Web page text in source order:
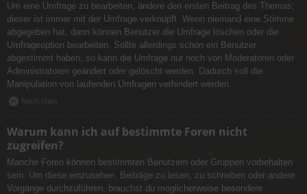
Um eine Umfrage zu bearbeiten, ändere den ersten Beitrag des Themas;
dieser ist immer mit der Umfrage verknüpft. Wenn niemand eine Stimme
abgegeben hat, dann können Benutzer die Umfrage löschen oder die
Umfrageoption bearbeiten. Sollte allerdings schon ein Benutzer
abgestimmt haben, so kann die Umfrage nur noch von Moderatoren oder
Administratoren geändert oder gelöscht werden. Dadurch soll die
Manipulation von laufenden Umfragen verhindert werden.
Nach oben
Warum kann ich auf bestimmte Foren nicht
zugreifen?
Manche Foren können bestimmten Benutzern oder Gruppen vorbehalten
sein. Um diese einzusehen, Beiträge zu lesen, zu schreiben oder andere
Vorgänge durchzuführen, brauchst du möglicherweise besondere